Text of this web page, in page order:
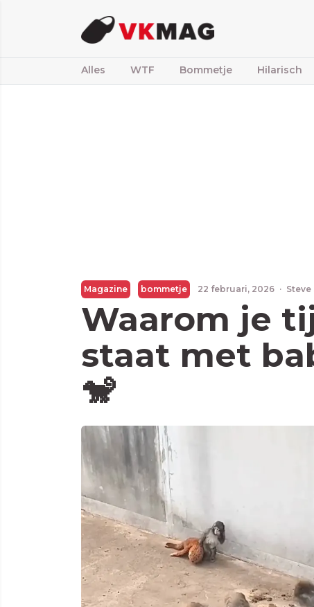
Alles WTF Bommetje Hilarisch
Magazine bommetje 22 februari, 2026 ·
Waarom je
staat met
🐒